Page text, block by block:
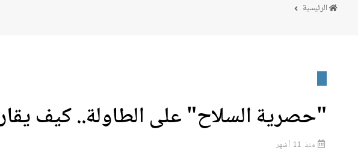
الرئيسية
"حصرية السلاح" على الطاولة.. كيف
منذ 11 أشهر